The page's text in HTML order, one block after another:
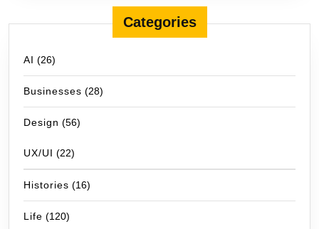
Categories
AI (26)
Businesses (28)
Design (56)
UX/UI (22)
Histories (16)
Life (120)